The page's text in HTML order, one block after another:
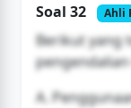
Soal 32 Ahli
Berikut yang
pengendalian
A.